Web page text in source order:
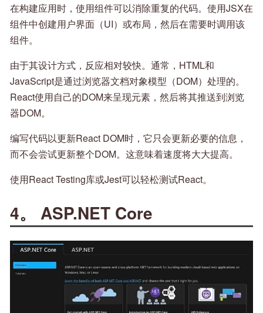
在构建应用时，使用组件可以消除重复的代码。使用JSX在
组件中创建用户界面（UI）或布局，然后在需要时调用该
组件。
由于其设计方式，反应相对较快。通常，HTML和
JavaScript是通过浏览器文档对象模型（DOM）处理的。
React使用自己的DOM来呈现元素，然后将其推送到浏览
器DOM。
编写代码以更新React DOM时，它只会更新必要的信息，
而不会尝试更新整个DOM。这意味着速度将大大提高。
使用React Testing库或Jest可以轻松测试React。
4。 ASP.NET Core